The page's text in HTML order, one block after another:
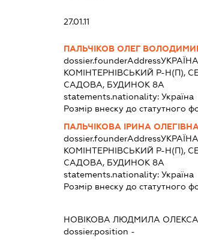
27.01.11
ПАЛЬЧІКОВ ОЛЕГ
dossier.founderAddress
КОМІНТЕРНІВСЬКИЙ Р-Н(П),
САДОВА, БУДИНОК 8А
statements.nationality:Україна
Розмір внеску до статутного
ПАЛЬЧІКОВА ІРИНА ОЛЕГІВНА
dossier.founderAddress
КОМІНТЕРНІВСЬКИЙ Р-Н(П),
САДОВА, БУДИНОК 8А
statements.nationality:Україна
Розмір внеску до статутного
НОВІКОВА ЛЮДМИЛА
dossier.position -